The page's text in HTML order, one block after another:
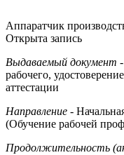
Аппаратчик
Открыта запись
Выдаваемый документ
рабочего,
аттестации
Направление -
(Обучение рабочей
Продолжительность